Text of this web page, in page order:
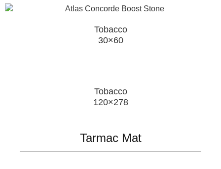
Tobacco
30×60
Tobacco
120×278
Tarmac Mat